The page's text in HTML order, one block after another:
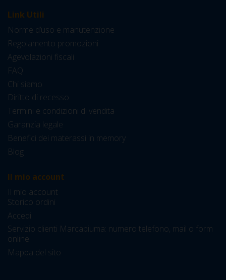
Link Utili
Norme d’uso e manutenzione
Regolamento promozioni
Agevolazioni fiscali
FAQ
Chi siamo
Diritto di recesso
Termini e condizioni di vendita
Garanzia legale
Benefici dei materassi in memory
Blog
Il mio account
Il mio account
Storico ordini
Accedi
Servizio clienti Marcapiuma: numero telefono, mail o form
online
Mappa del sito